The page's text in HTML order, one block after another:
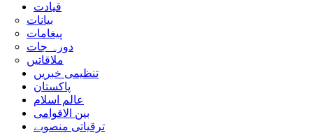
قیادت
بیانات
پیغامات
دورہ جات
ملاقاتیں
تنظیمی خبریں
پاکستان
عالم اسلام
بین الاقوامی
ترقیاتی منصوبے